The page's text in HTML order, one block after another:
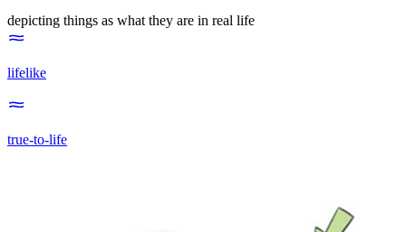
depicting things as what they are in real life
lifelike
true-to-life